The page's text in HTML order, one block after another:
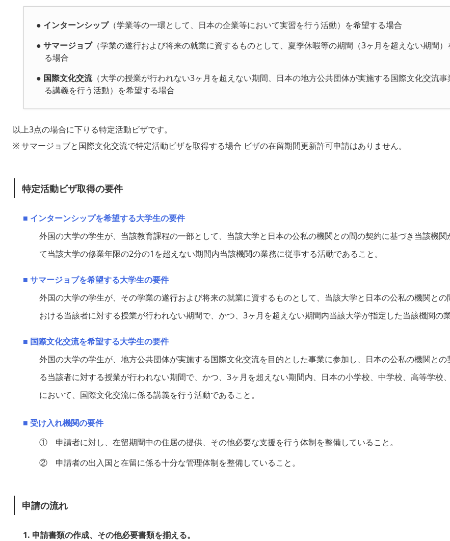
● インターンシップ（学業等の一環として、日本の企業等において実習を行う活動）を希望する場合
● サマージョブ（学業の遂行および将来の就業に資するものとして、夏季休暇等の期間（3ヶ月を超えない期間
る場合
● 国際文化交流（大学の授業が行われない3ヶ月を超えない期間、日本の地方公共団体が実施する国際文化交流
る講義を行う活動）を希望する場合
以上3点の場合に下りる特定活動ビザです。
※ サマージョブと国際文化交流で特定活動ビザを取得する場合 ビザの在留期間更新許可申請はありません。
特定活動ビザ取得の要件
■ インターンシップを希望する大学生の要件
外国の大学の学生が、当該教育課程の一部として、当該大学と日本の公私の機関との間の契約に基づき当該機
て当該大学の修業年限の2分の1を超えない期間内当該機関の業務に従事する活動であること。
■ サマージョブを希望する大学生の要件
外国の大学の学生が、その学業の遂行および将来の就業に資するものとして、当該大学と日本の公私の機関と
おける当該者に対する授業が行われない期間で、かつ、3ヶ月を超えない期間内当該大学が指定した当該機関の
■ 国際文化交流を希望する大学生の要件
外国の大学の学生が、地方公共団体が実施する国際文化交流を目的とした事業に参加し、日本の公私の機関と
る当該者に対する授業が行われない期間で、かつ、3ヶ月を超えない期間内、日本の小学校、中学校、高等学
において、国際文化交流に係る講義を行う活動であること。
■ 受け入れ機関の要件
① 申請者に対し、在留期間中の住居の提供、その他必要な支援を行う体制を整備していること。
② 申請者の出入国と在留に係る十分な管理体制を整備していること。
申請の流れ
1. 申請書類の作成、その他必要書類を揃える。